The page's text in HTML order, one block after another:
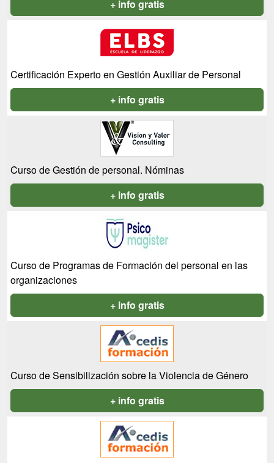
+ info gratis
Certificación Experto en Gestión Auxiliar de Personal
+ info gratis
Curso de Gestión de personal. Nóminas
+ info gratis
Curso de Programas de Formación del personal en las
organizaciones
+ info gratis
Curso de Sensibilización sobre la Violencia de Género
+ info gratis